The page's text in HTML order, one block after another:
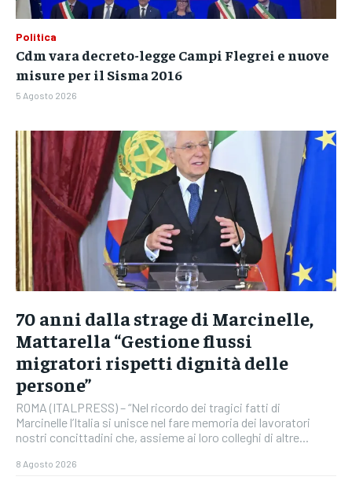
Politica
Cdm vara decreto-legge Campi Flegrei e nuove
misure per il Sisma 2016
5 Agosto 2026
70 anni dalla strage di Marcinelle,
Mattarella “Gestione flussi
migratori rispetti dignità delle
persone”
ROMA (ITALPRESS) – “Nel ricordo dei tragici fatti di
Marcinelle l’Italia si unisce nel fare memoria dei lavoratori
nostri concittadini che, assieme ai loro colleghi di altre...
8 Agosto 2026